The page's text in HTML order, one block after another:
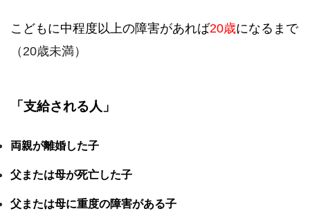
こどもに中程度以上の障害があれば20歳になるまで
（20歳未満）
「支給される人」
両親が離婚した子
父または母が死亡した子
父または母に重度の障害がある子